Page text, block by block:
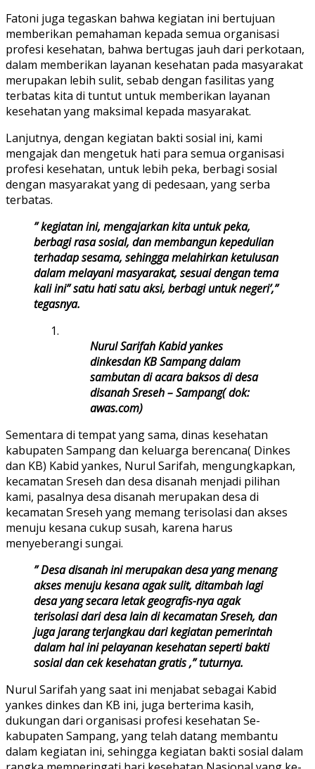
Fatoni juga tegaskan bahwa kegiatan ini bertujuan
memberikan pemahaman kepada semua organisasi
profesi kesehatan, bahwa bertugas jauh dari perkotaan,
dalam memberikan layanan kesehatan pada masyarakat
merupakan lebih sulit, sebab dengan fasilitas yang
terbatas kita di tuntut untuk memberikan layanan
kesehatan yang maksimal kepada masyarakat.
Lanjutnya, dengan kegiatan bakti sosial ini, kami
mengajak dan mengetuk hati para semua organisasi
profesi kesehatan, untuk lebih peka, berbagi sosial
dengan masyarakat yang di pedesaan, yang serba
terbatas.
” kegiatan ini, mengajarkan kita untuk peka,
berbagi rasa sosial, dan membangun kepedulian
terhadap sesama, sehingga melahirkan ketulusan
dalam melayani masyarakat, sesuai dengan tema
kali ini” satu hati satu aksi, berbagi untuk negeri’,”
tegasnya.
Nurul Sarifah Kabid yankes
dinkesdan KB Sampang dalam
sambutan di acara baksos di desa
disanah Sreseh – Sampang( dok:
awas.com)
Sementara di tempat yang sama, dinas kesehatan
kabupaten Sampang dan keluarga berencana( Dinkes
dan KB) Kabid yankes, Nurul Sarifah, mengungkapkan,
kecamatan Sreseh dan desa disanah menjadi pilihan
kami, pasalnya desa disanah merupakan desa di
kecamatan Sreseh yang memang terisolasi dan akses
menuju kesana cukup susah, karena harus
menyeberangi sungai.
” Desa disanah ini merupakan desa yang menang
akses menuju kesana agak sulit, ditambah lagi
desa yang secara letak geografis-nya agak
terisolasi dari desa lain di kecamatan Sreseh, dan
juga jarang terjangkau dari kegiatan pemerintah
dalam hal ini pelayanan kesehatan seperti bakti
sosial dan cek kesehatan gratis ,” tuturnya.
Nurul Sarifah yang saat ini menjabat sebagai Kabid
yankes dinkes dan KB ini, juga berterima kasih,
dukungan dari organisasi profesi kesehatan Se-
kabupaten Sampang, yang telah datang membantu
dalam kegiatan ini, sehingga kegiatan bakti sosial dalam